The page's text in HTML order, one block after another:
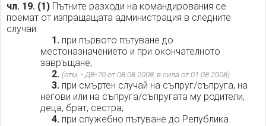
чл. 19. (1) Пътните разходи на командирования се
поемат от изпращащата администрация в следните
случаи:
1.при първото пътуване до
местоназначението и при окончателното
завръщане;
2. (отм. - ДВ-70 от 08.08.2008, в сила от 01.08.2008)
3.при смъртен случай на съпруг/съпруга, на
негови или на съпруга/съпругата му родители,
деца, брат, сестра;
4.при служебно пътуване до Република